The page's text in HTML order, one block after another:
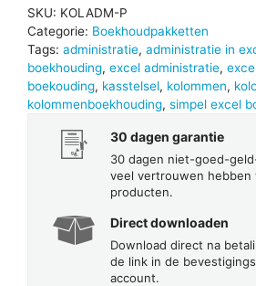
SKU: KOLADM-P
Categorie: Boekhoudpakketten
Tags: administratie, administratie in
boekhouding, excel administratie,
boekouding, kasstelsel, kolommen,
kolommenboekhouding, simpel excel
30 dagen garantie
30 dagen niet-goed-
veel vertrouwen hebben
producten.
Direct downloaden
Download direct na
de link in de
account.